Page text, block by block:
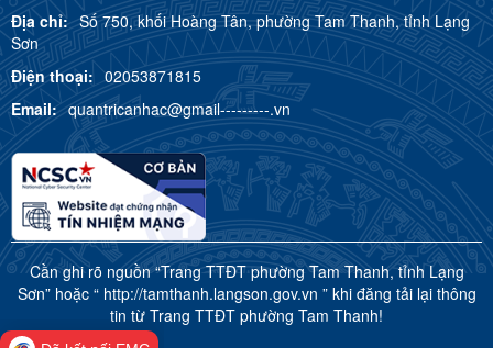
Địa chỉ: Số 750, khối Hoàng Tân, phường Tam Thanh, tỉnh Lạng
Sơn
Điện thoại: 02053871815
Email: quantricanhac@gmail---------.vn
Cần ghi rõ nguồn “Trang TTĐT phường Tam Thanh, tỉnh Lạng
Sơn” hoặc “ http://tamthanh.langson.gov.vn ” khi đăng tải lại thông
tin từ Trang TTĐT phường Tam Thanh!